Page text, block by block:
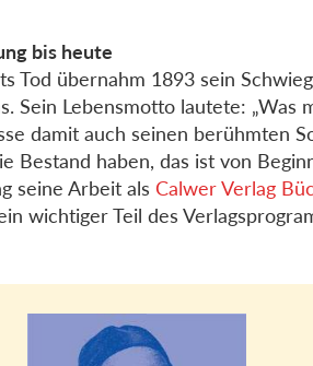
bis heute
Tod übernahm 1893 sein
Sein Lebensmotto lautete: „Was
damit auch seinen berühmten
Bestand haben, das ist von
seine Arbeit alsCalwer Verlag
wichtiger Teil des